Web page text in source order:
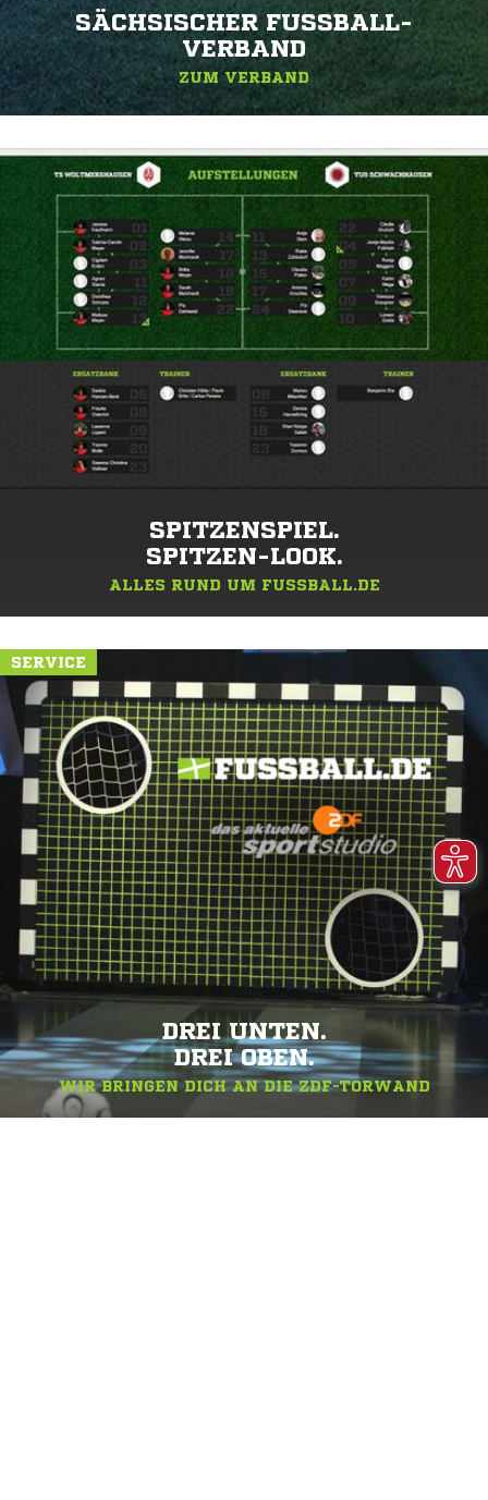
SÄCHSISCHER FUSSBALL-V
ERBAND
ZUM VERBAND
SPITZENSPIEL.
SPITZEN-LOOK.
ALLES RUND UM FUSSBALL.DE
SERVICE
DREI UNTEN.
DREI OBEN.
WIR BRINGEN DICH AN DIE ZDF-TORWAND